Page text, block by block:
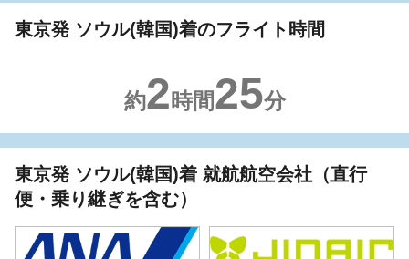
東京発 ソウル(韓国)着のフライト時間
約2 時間25分
東京発 ソウル(韓国)着 就航航空会社（直行
便・乗り継ぎを含む）